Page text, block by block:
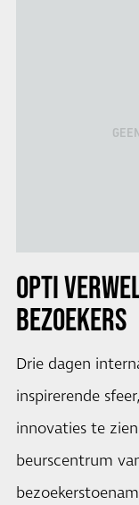
OPTI
BEZOEKERS
Drie dagen
inspirerende
innovaties te
beurscentrum